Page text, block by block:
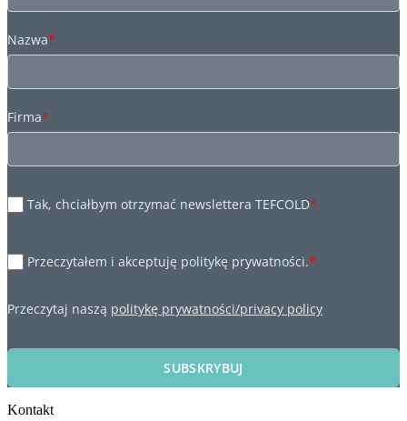
Nazwa*
Firma*
Tak, chciałbym otrzymać newslettera TEFCOLD*
Przeczytałem i akceptuję politykę prywatności.*
Przeczytaj naszą politykę prywatności/privacy policy
SUBSKRYBUJ
Kontakt